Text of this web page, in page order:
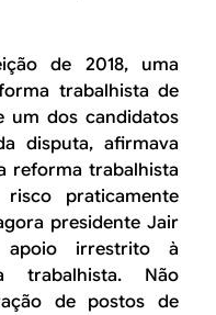
de 2018, uma
trabalhista de
um dos candidatos
disputa, afirmava
reforma trabalhista
risco praticamente
presidente Jair
irrestrito à
trabalhista. Não
de postos de